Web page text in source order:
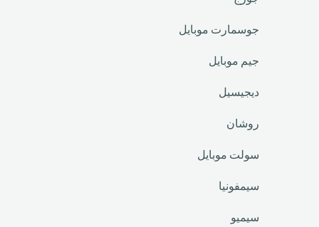
جوسمارت موبايل
جيم موبايل
ديجيسيل
روشان
سولت موبايل
سيمفونيا
سيميو